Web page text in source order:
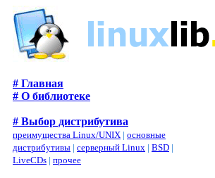
# Главная
# О библиотеке
# Выбор дистрибутива
преимущества Linux/UNIX | основные
дистрибутивы | серверный Linux | BSD |
LiveCDs | прочее